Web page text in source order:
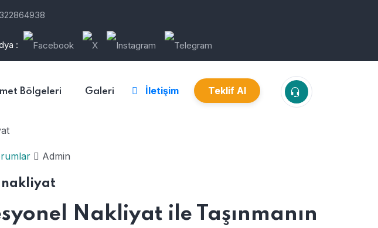
:
Bölgeleri Galeri İletişim Teklif Al
Admin
nakliyat
Nakliyat ile Taşınmanın